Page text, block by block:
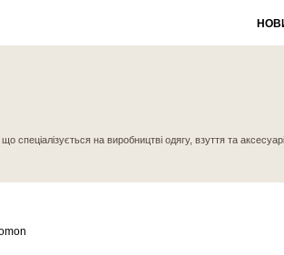
на виробництві одягу, взуття та аксесуарів для